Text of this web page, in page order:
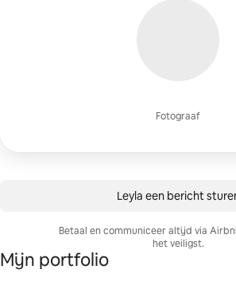
Fotograaf
Leyla een bericht
Betaal en communiceer altijd via
het veiligst.
Mijn portfolio